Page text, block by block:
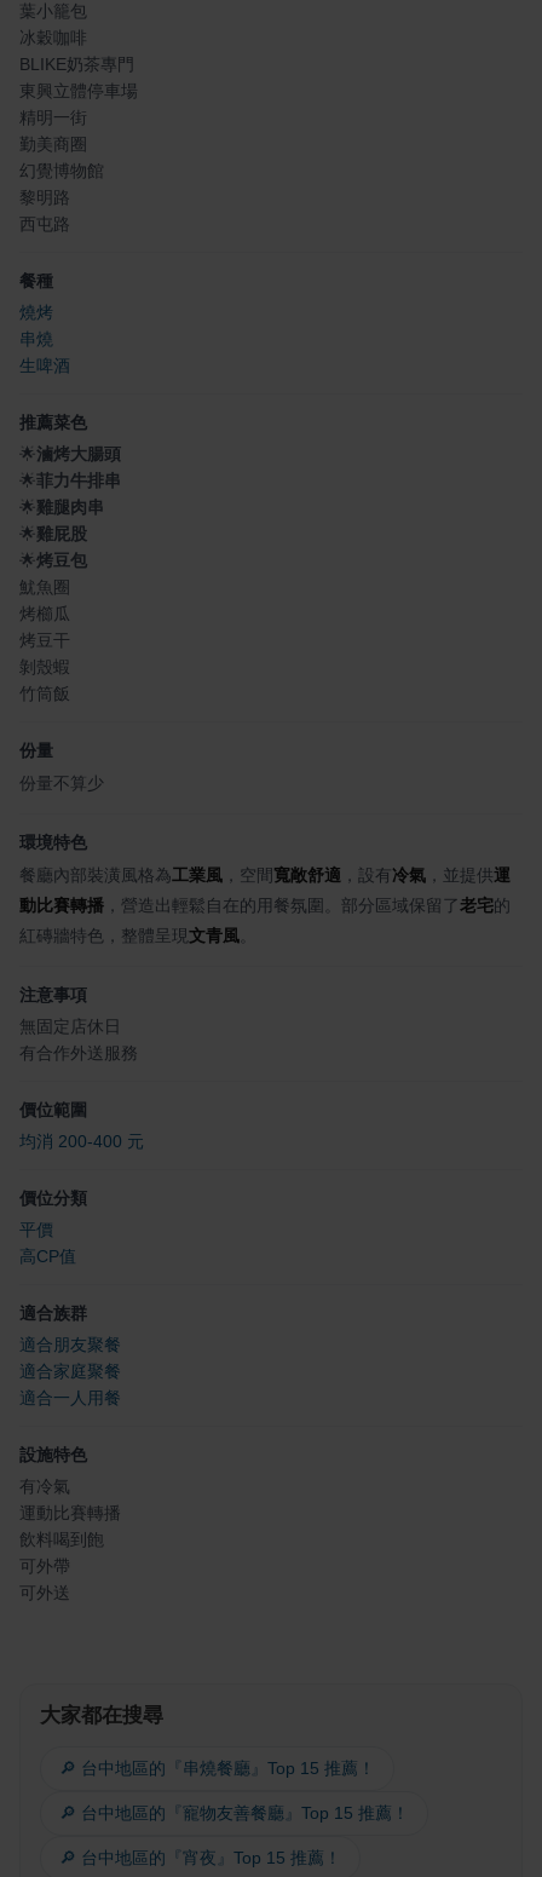
葉小籠包
冰穀咖啡
BLIKE奶茶專門
東興立體停車場
精明一街
勤美商圈
幻覺博物館
黎明路
西屯路
餐種
燒烤
串燒
生啤酒
推薦菜色
🌟滷烤大腸頭
🌟菲力牛排串
🌟雞腿肉串
🌟雞屁股
🌟烤豆包
魷魚圈
烤櫛瓜
烤豆干
剝殼蝦
竹筒飯
份量
份量不算少
環境特色
餐廳內部裝潢風格為工業風 ，空間寬敞舒適 ，設有 冷氣 ，並提供運
動比賽轉播 ，營造出輕鬆自在的用餐氛圍。部分區域保留了老宅的
紅磚牆特色，整體呈現文青風
注意事項
無固定店休日
有合作外送服務
價位範圍
均消 200-400 元
價位分類
平價
高CP值
適合族群
適合朋友聚餐
適合家庭聚餐
適合一人用餐
設施特色
有冷氣
運動比賽轉播
飲料喝到飽
可外帶
可外送
大家都在搜尋
🔎 台中地區的『串燒餐廳』Top 15 推薦！
🔎 台中地區的『寵物友善餐廳』Top 15 推薦！
🔎 台中地區的『宵夜』Top 15 推薦！